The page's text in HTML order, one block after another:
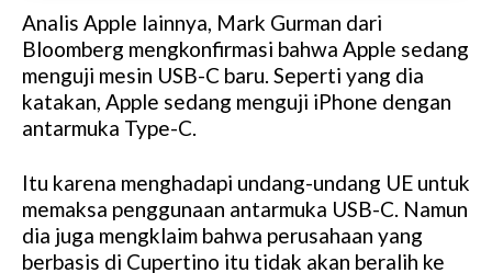
Analis Apple lainnya, Mark Gurman dari
Bloomberg mengkonfirmasi bahwa Apple sedang
menguji mesin USB-C baru. Seperti yang dia
katakan, Apple sedang menguji iPhone dengan
antarmuka Type-C.
Itu karena menghadapi undang-undang UE untuk
memaksa penggunaan antarmuka USB-C. Namun
dia juga mengklaim bahwa perusahaan yang
berbasis di Cupertino itu tidak akan beralih ke